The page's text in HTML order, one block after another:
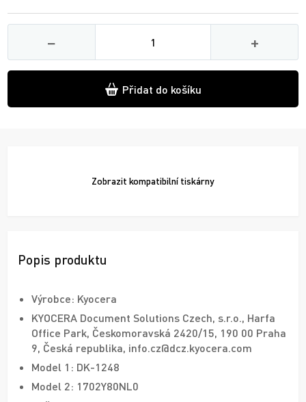
−
Množství
+
Přidat do košíku
Zobrazit kompatibilní tiskárny
Popis produktu
Výrobce: Kyocera
KYOCERA Document Solutions Czech, s.r.o., Harfa
Office Park, Českomoravská 2420/15, 190 00 Praha
9, Česká republika, info.cz@dcz.kyocera.com
Model 1: DK-1248
Model 2: 1702Y80NL0